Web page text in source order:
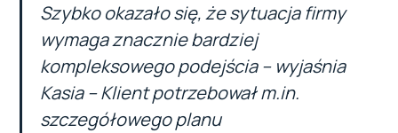
Szybko okazało się, że sytuacja firmy
wymaga znacznie bardziej
kompleksowego podejścia – wyjaśnia
Kasia – Klient potrzebował m.in.
szczegółowego planu